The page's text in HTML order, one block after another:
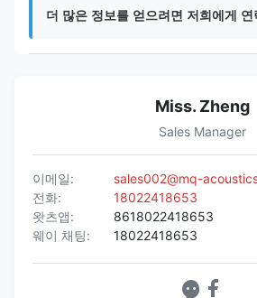
더 많은 정보를 얻으려면 저희에게 연
Miss. Zheng
Sales Manager
이메일:
sales002@mq-
전화:
18022418653
왓츠앱:
8618022418653
웨이 채팅:
18022418653